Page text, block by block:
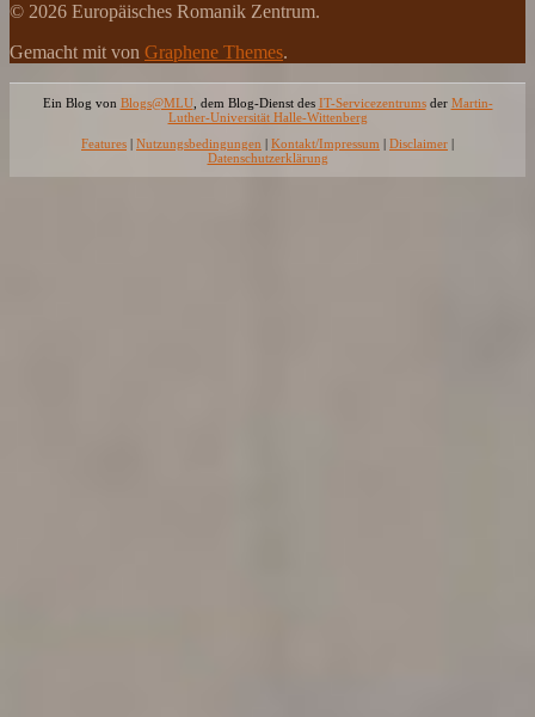
© 2026 Europäisches Romanik Zentrum.
Gemacht mit von Graphene Themes.
Ein Blog von Blogs@MLU, dem Blog-Dienst des IT-Servicezentrumsder Martin-
Luther-Universität Halle-Wittenberg
Features
Nutzungsbedingungen Kontakt/Impressum Disclaimer
Datenschutzerklärung